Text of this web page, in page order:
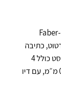
סט עטי רישום פיגמנטיים מבית Faber-